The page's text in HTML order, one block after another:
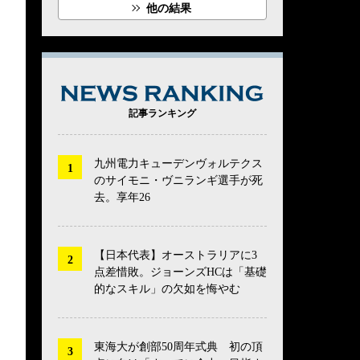
他の結果
記事ランキング
九州電力キューデンヴォルテクス
のサイモニ・ヴニランギ選手が死
去。享年26
【日本代表】オーストラリアに3
点差惜敗。ジョーンズHCは「基礎
的なスキル」の欠如を悔やむ
東海大が創部50周年式典 初の頂